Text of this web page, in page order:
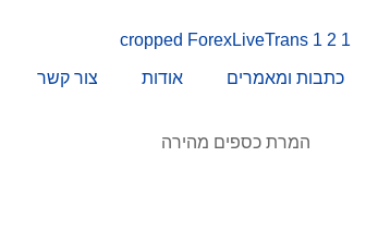
כתבות ומאמרים אודות צור קשר